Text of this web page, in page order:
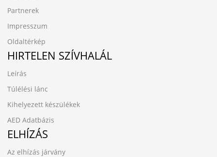
Partnerek
Impresszum
Oldaltérkép
HIRTELEN SZÍVHALÁL
Leírás
Túlélési lánc
Kihelyezett készülékek
AED Adatbázis
ELHÍZÁS
Az elhízás járvány